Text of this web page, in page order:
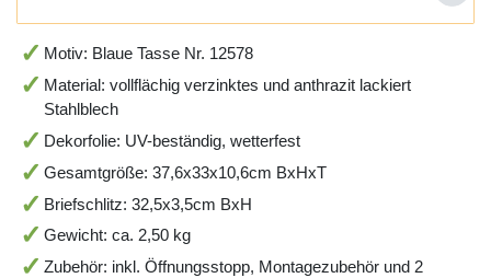
Motiv: Blaue Tasse Nr. 12578
Material: vollflächig verzinktes und anthrazit lackiert
Stahlblech
Dekorfolie: UV-beständig, wetterfest
Gesamtgröße: 37,6x33x10,6cm BxHxT
Briefschlitz: 32,5x3,5cm BxH
Gewicht: ca. 2,50 kg
Zubehör: inkl. Öffnungsstopp, Montagezubehör und 2